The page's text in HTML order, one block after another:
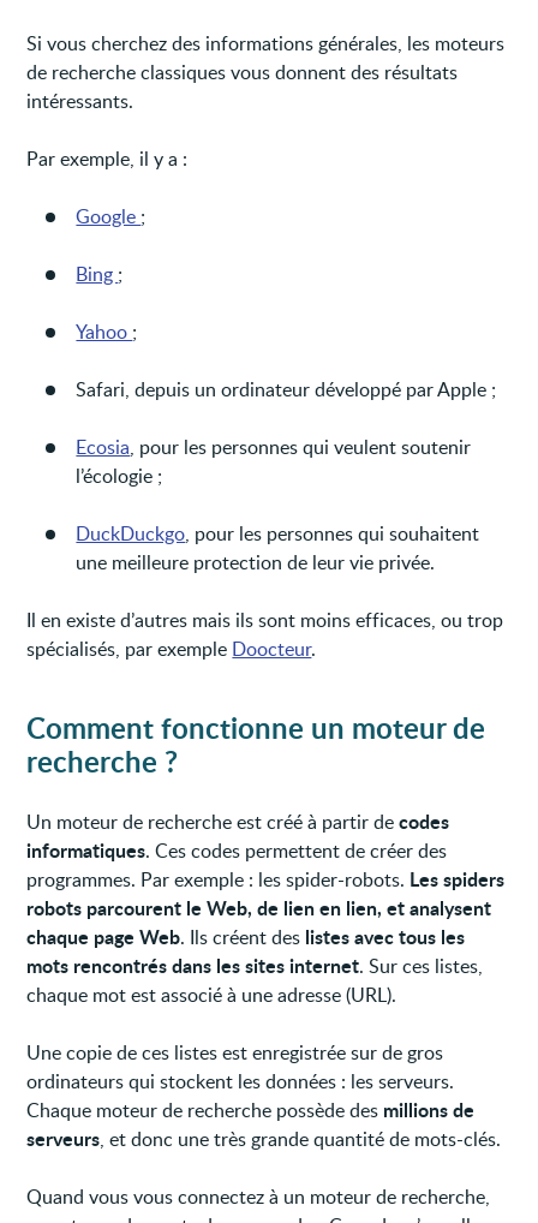
Si vous cherchez des informations générales, les moteurs
de recherche classiques vous donnent des résultats
intéressants.
Par exemple, il y a :
Google ;
Bing ;
Yahoo ;
Safari, depuis un ordinateur développé par Apple ;
Ecosia, pour les personnes qui veulent soutenir
l’écologie ;
DuckDuckgo, pour les personnes qui souhaitent
une meilleure protection de leur vie privée.
Il en existe d’autres mais ils sont moins efficaces, ou trop
spécialisés, par exemple Doocteur.
Comment fonctionne un moteur de
recherche ?
Un moteur de recherche est créé à partir decodes
informatiques. Ces codes permettent de créer des
programmes. Par exemple : les spider-robots. Les spiders
robots parcourent le Web, de lien en lien, et analysent
chaque page Web. Ils créent des listes avec tous les
mots rencontrés dans les sites internet. Sur ces listes,
chaque mot est associé à une adresse (URL).
Une copie de ces listes est enregistrée sur de gros
ordinateurs qui stockent les données : les serveurs.
Chaque moteur de recherche possède des millions de
serveurs, et donc une très grande quantité de mots-clés.
Quand vous vous connectez à un moteur de recherche,